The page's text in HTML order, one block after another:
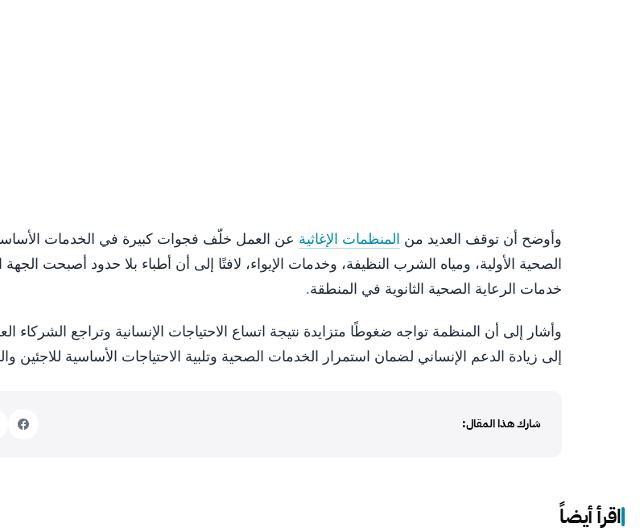
وأوضح أن توقف العديد من المنظمات الإغاثية عن العمل خلّف فجوات كبيرة في الخدمات
الصحية الأولية، ومياه الشرب النظيفة، وخدمات الإيواء، لافتًا إلى أن أطباء بلا حدود أصبحت الجهة
خدمات الرعاية الصحية الثانوية في المنطقة.
وأشار إلى أن المنظمة تواجه ضغوطًا متزايدة نتيجة اتساع الاحتياجات الإنسانية وتراجع الشركاء
إلى زيادة الدعم الإنساني لضمان استمرار الخدمات الصحية وتلبية الاحتياجات الأساسية للاجئين
شارك هذا المقال:
اقرأ أيضاً